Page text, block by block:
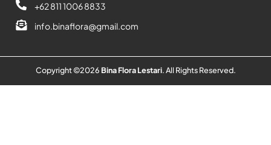
+62 811 1006 8833
info.binaflora@gmail.com
Copyright ©2026 Bina Flora Lestari. All Rights Reserved.